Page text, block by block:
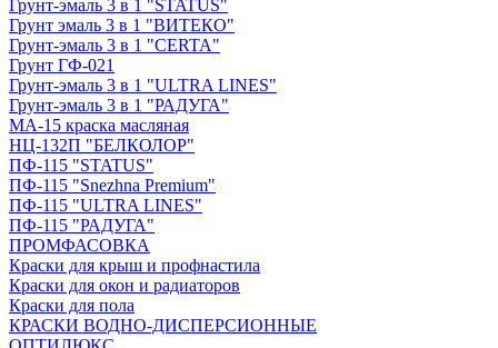
Грунт-эмаль 3 в 1 "STATUS"
Грунт эмаль 3 в 1 "ВИТЕКО"
Грунт-эмаль 3 в 1 "CERTA"
Грунт ГФ-021
Грунт-эмаль 3 в 1 "ULTRA LINES"
Грунт-эмаль 3 в 1 "РАДУГА"
МА-15 краска масляная
НЦ-132П "БЕЛКОЛОР"
ПФ-115 "STATUS"
ПФ-115 "Snezhna Premium"
ПФ-115 "ULTRA LINES"
ПФ-115 "РАДУГА"
ПРОМФАСОВКА
Краски для крыш и профнастила
Краски для окон и радиаторов
Краски для пола
КРАСКИ ВОДНО-ДИСПЕРСИОННЫЕ